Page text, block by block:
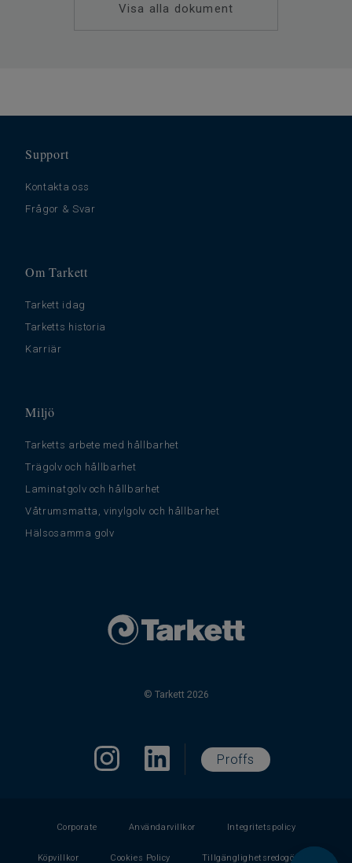
Visa alla dokument
Support
Kontakta oss
Frågor & Svar
Om Tarkett
Tarkett idag
Tarketts historia
Karriär
Miljö
Tarketts arbete med hållbarhet
Trägolv och hållbarhet
Laminatgolv och hållbarhet
Våtrumsmatta, vinylgolv och hållbarhet
Hälsosamma golv
© Tarkett 2026
Proffs
Corporate Användarvillkor Integritetspolicy
Köpvillkor Cookies Policy Tillgänglighetsredogörelse